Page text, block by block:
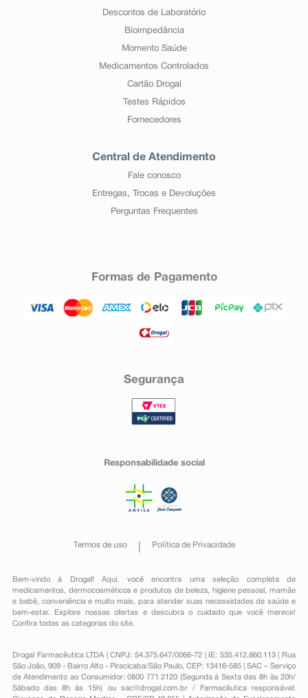
Descontos de Laboratório
Bioimpedância
Momento Saúde
Medicamentos Controlados
Cartão Drogal
Testes Rápidos
Fornecedores
Central de Atendimento
Fale conosco
Entregas, Trocas e Devoluções
Perguntas Frequentes
Formas de Pagamento
Segurança
Responsabilidade social
Termos de uso Política de Privacidade
Bem-vindo à Drogal! Aqui, você encontra uma seleção completa de
medicamentos , dermocosméticos e produtos de beleza, higiene pessoal ,mamãe
e bebê, conveniênciae muito mais, para atender suas necessidades de saúde e
bem-estar. Explore nossas ofertas e descubra o cuidado que você merece!
Confira todas as categorias do site.
Drogal Farmacêutica LTDA | CNPJ: 54.375.647/0066-72 | IE: 535.412.860.113 | Rua
São João, 909 - Bairro Alto - Piracicaba/São Paulo, CEP: 13416-585 | SAC – Serviço
de Atendimento ao Consumidor: 0800 771 2120 (Segunda à Sexta das 8h às 20h/
Sábado das 8h às 15h) ou sac@drogal.com.br/ Farmacêutica responsável: